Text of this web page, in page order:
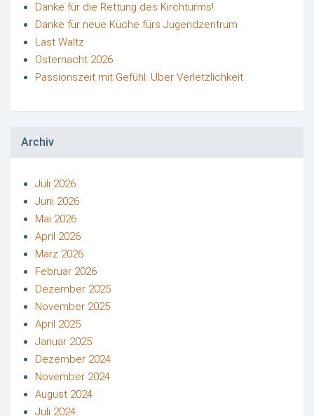
Danke für die Rettung des Kirchturms!
Danke für neue Küche fürs Jugendzentrum
Last Waltz
Osternacht 2026
Passionszeit mit Gefühl: Über Verletzlichkeit
Archiv
Juli 2026
Juni 2026
Mai 2026
April 2026
März 2026
Februar 2026
Dezember 2025
November 2025
April 2025
Januar 2025
Dezember 2024
November 2024
August 2024
Juli 2024